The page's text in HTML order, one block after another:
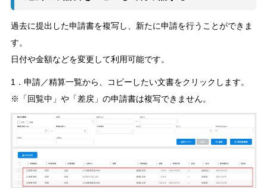
過去に提出した申請書を複写し、新たに申請を行うことができま
す。
日付や金額などを変更して利用可能です。
1．申請／精算一覧から、コピーしたい文書をクリックします。
※「回覧中」や「差戻」の申請書は複写できません。